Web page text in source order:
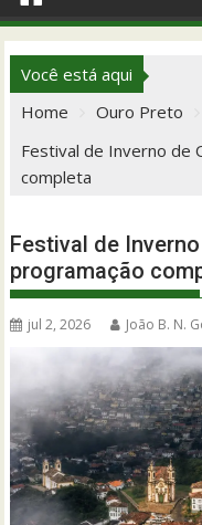
Você está aqui
Home
Ouro Preto
Festival de Inverno de
completa
Festival de
programação
jul 2, 2026 João B. N.